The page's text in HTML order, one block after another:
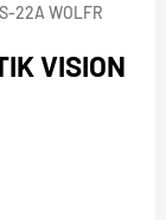
22A WOLFR
VISION